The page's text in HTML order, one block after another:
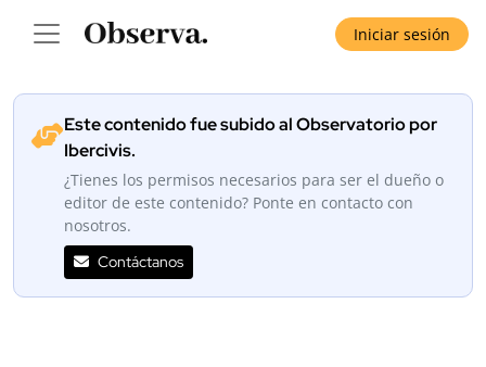
Iniciar sesión
Este contenido fue subido al Observatorio por
Ibercivis.
¿Tienes los permisos necesarios para ser el dueño o
editor de este contenido? Ponte en contacto con
nosotros.
Contáctanos